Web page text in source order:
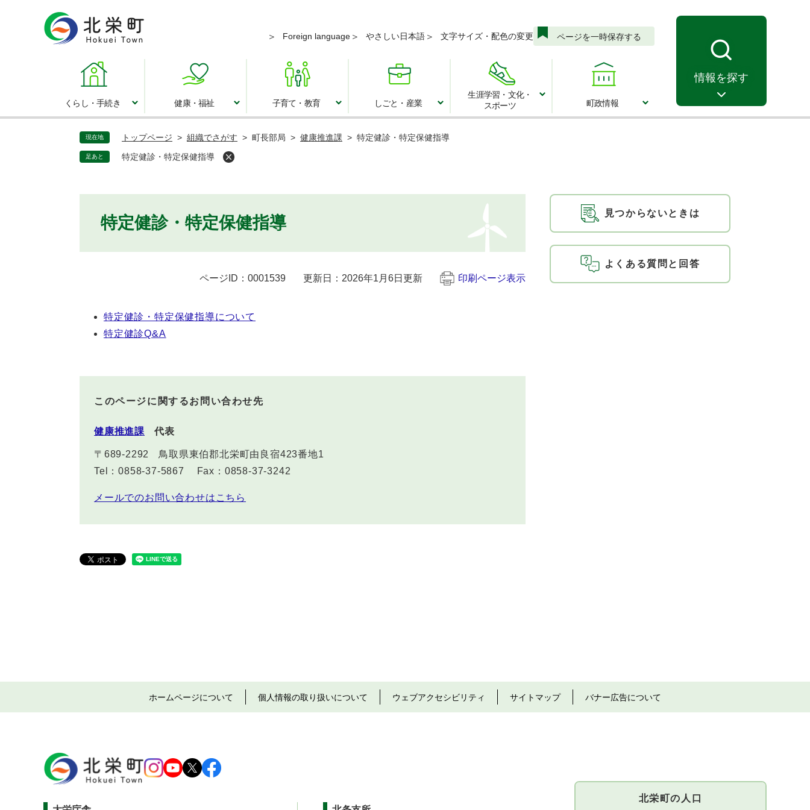
Foreign language やさしい日本語 文字サイズ・配色の変更 ページを一時保存する
情報を探す
くらし・手続き 健康・福祉 子育て・教育 しごと・産業
生涯学習・文化・
スポーツ
町政情報
現在地 トップページ > 組織でさがす > 町長部局 > 健康推進課 > 特定健診・特定保健指導
足あと 特定健診・特定保健指導
特定健診・特定保健指導
ページID：0001539 更新日：2026年1月6日更新 印刷ページ表示
特定健診・特定保健指導について
特定健診Q&A
このページに関するお問い合わせ先
健康推進課 代表
〒689-2292
鳥取県東伯郡北栄町由良宿423番地1
Tel：0858-37-5867
Fax：0858-37-3242
メールでのお問い合わせはこちら
見つからないときは
よくある質問と回答
ホームページについて 個人情報の取り扱いについて ウェブアクセシビリティ サイトマップ バナー広告について
北栄町の人口